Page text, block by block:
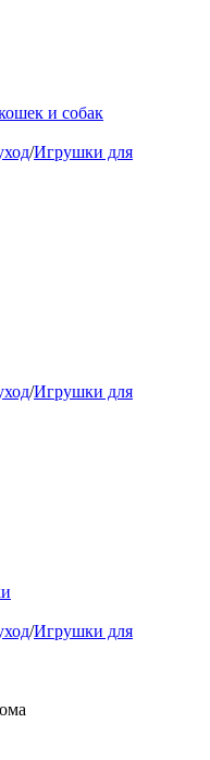
и собак
/Игрушки для
/Игрушки для
/Игрушки для